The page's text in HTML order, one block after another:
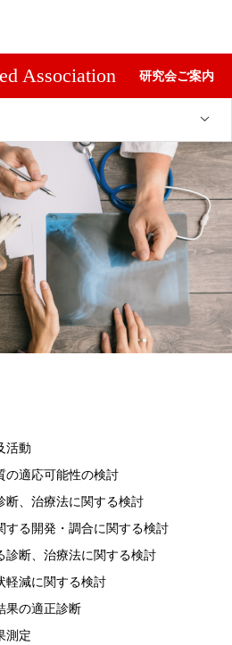
Association 研究会ご案内
活動
の適応可能性の検討
断、治療法に関する検討
する開発・調合に関する検討
診断、治療法に関する検討
軽減に関する検討
果の適正診断
測定